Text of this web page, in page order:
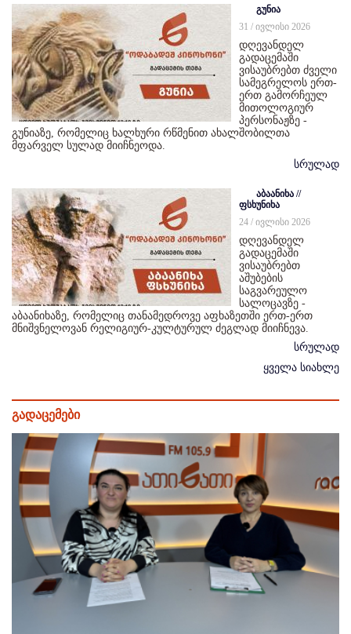
გუნია
31 / ივლისი 2026
დღევანდელ
გადაცემაში
ვისაუბრებთ ძველი
სამეგრელოს ერთ-
ერთ გამორჩეულ
მითოლოგიურ
პერსონაჟზე -
გუნიაზე, რომელიც ხალხური რწმენით ახალშობილთა
მფარველ სულად მიიჩნეოდა.
სრულად
აბაანიხა //
ფსხუნიხა
24 / ივლისი 2026
დღევანდელ
გადაცემაში
ვისაუბრებთ
აშუბების
საგვარეულო
სალოცავზე -
აბაანიხაზე, რომელიც თანამედროვე აფხაზეთში ერთ-ერთ
მნიშვნელოვან რელიგიურ-კულტურულ ძეგლად მიიჩნევა.
სრულად
ყველა სიახლე
გადაცემები